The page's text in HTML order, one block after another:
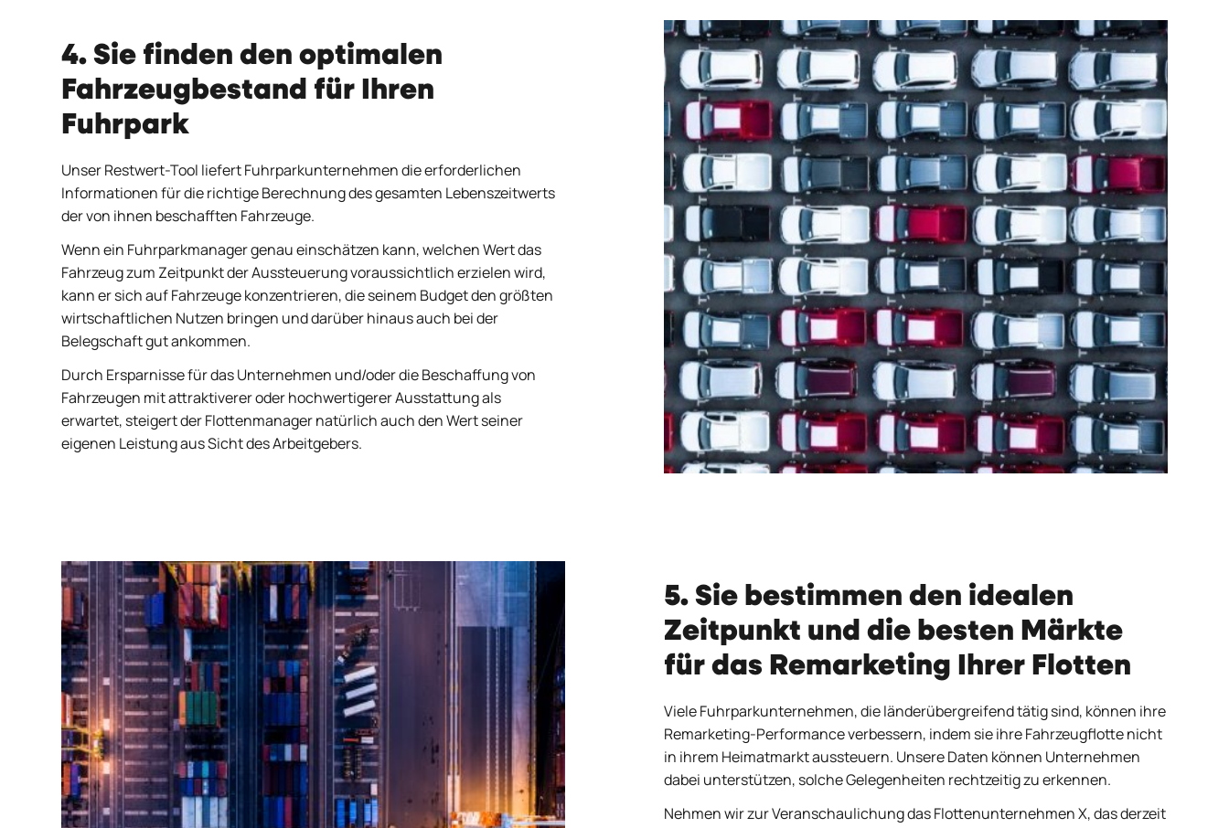
4. Sie finden den optimalen
Fahrzeugbestand für Ihren
Fuhrpark
Unser Restwert-Tool liefert Fuhrparkunternehmen die erforderlichen
Informationen für die richtige Berechnung des gesamten Lebenszeitwerts
der von ihnen beschafften Fahrzeuge.
Wenn ein Fuhrparkmanager genau einschätzen kann, welchen Wert das
Fahrzeug zum Zeitpunkt der Aussteuerung voraussichtlich erzielen wird,
kann er sich auf Fahrzeuge konzentrieren, die seinem Budget den größten
wirtschaftlichen Nutzen bringen und darüber hinaus auch bei der
Belegschaft gut ankommen.
Durch Ersparnisse für das Unternehmen und/oder die Beschaffung von
Fahrzeugen mit attraktiverer oder hochwertigerer Ausstattung als
erwartet, steigert der Flottenmanager natürlich auch den Wert seiner
eigenen Leistung aus Sicht des Arbeitgebers.
5. Sie bestimmen den idealen
Zeitpunkt und die besten Märkte
für das Remarketing Ihrer Flotten
Viele Fuhrparkunternehmen, die länderübergreifend tätig sind, können ihre
Remarketing-Performance verbessern, indem sie ihre Fahrzeugflotte nicht
in ihrem Heimatmarkt aussteuern. Unsere Daten können Unternehmen
dabei unterstützen, solche Gelegenheiten rechtzeitig zu erkennen.
Nehmen wir zur Veranschaulichung das Flottenunternehmen X, das derzeit